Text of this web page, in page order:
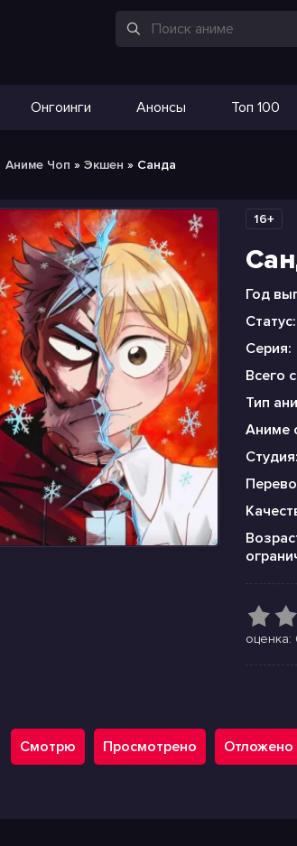
Онгоинги Анонсы Топ 100
Аниме Чоп » Экшен » Санда
16+
Год
Статус:
Серия:
Всего
Тип
Аниме
Студия:
оценка:
Смотрю Просмотрено Отложено